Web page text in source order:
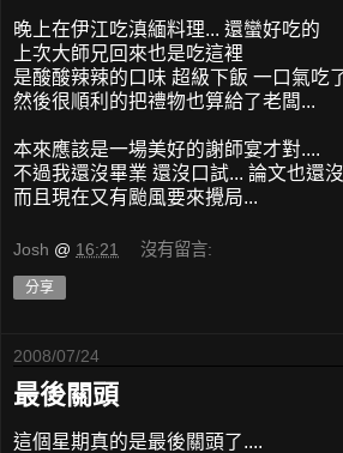
晚上在伊江吃滇緬料理... 還蠻好吃的
上次大師兄回來也是吃這裡
是酸酸辣辣的口味 超級下飯 一口氣吃
然後很順利的把禮物也算給了老闆...
本來應該是一場美好的謝師宴才對....
不過我還沒畢業 還沒口試... 論文也還
而且現在又有颱風要來攪局...
Josh @ 16:21 沒有留言:
分享
2008/07/24
最後關頭
這個星期真的是最後關頭了....